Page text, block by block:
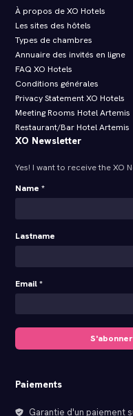
À propos de XO Hotels
Les sites des hôtels
Types de chambres
Annuaire des invités en ligne
FAQ XO Hotels
Conditions générales
Privacy Statement XO Hotels
Meeting Rooms Hotel Artemis
Restaurant/Bar Hotel Artemis
XO Newsletter
Yes! I want to receive the XO
Name *
Lastname
Email *
S'abonner
Paiements
Garantie d'un paiement